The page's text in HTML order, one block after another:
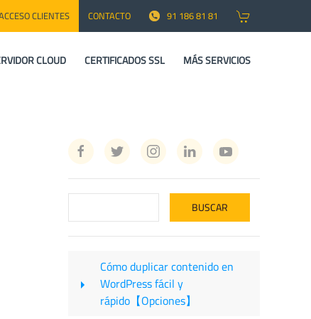
CLIENTES CONTACTO 91 186 81 81
CLOUD CERTIFICADOS SSL MÁS SERVICIOS
Cómo duplicar contenido en
WordPress fácil y
rápido【Opciones】